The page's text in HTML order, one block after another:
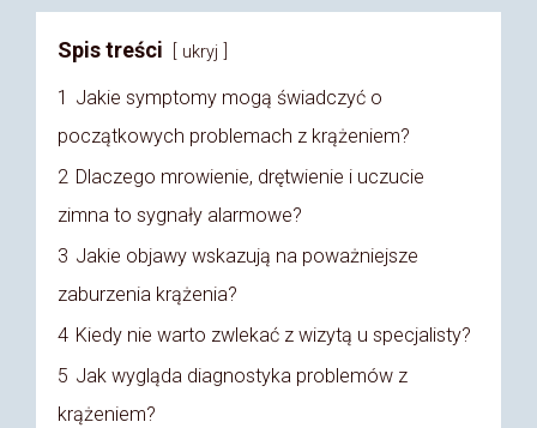
Spis treści ukryj
1 Jakie symptomy mogą świadczyć o
początkowych problemach z krążeniem?
2 Dlaczego mrowienie, drętwienie i uczucie
zimna to sygnały alarmowe?
3 Jakie objawy wskazują na poważniejsze
zaburzenia krążenia?
4 Kiedy nie warto zwlekać z wizytą u specjalisty?
5 Jak wygląda diagnostyka problemów z
krążeniem?